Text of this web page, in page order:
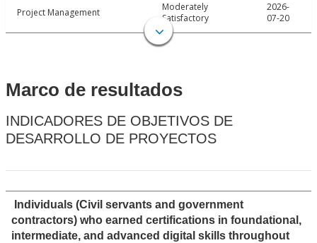
Project Management
Moderately
Satisfactory
2026-
07-20
Marco de resultados
INDICADORES DE OBJETIVOS DE
DESARROLLO DE PROYECTOS
Individuals (Civil servants and government
contractors) who earned certifications in foundational,
intermediate, and advanced digital skills throughout